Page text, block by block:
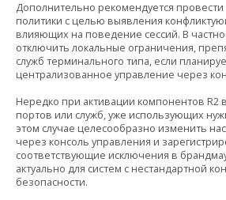
Дополнительно рекомендуется провести
политики с целью выявления
влияющих на поведение сессий. В
отключить локальные ограничения,
служб терминального типа, если
централизованное управление через
Нередко при активации компонентов R2
портов или служб, уже использующих
этом случае целесообразно изменить
через консоль управления и
соответствующие исключения в
актуально для систем с нестандартной
безопасности.